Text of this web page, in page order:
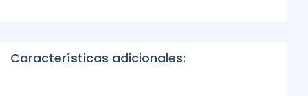
Características adicionales: